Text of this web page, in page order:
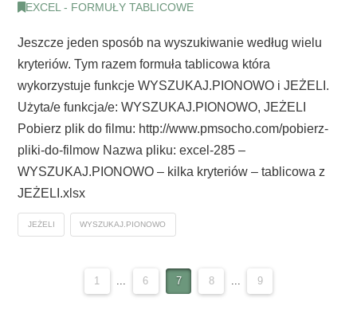
EXCEL - FORMUŁY TABLICOWE
Jeszcze jeden sposób na wyszukiwanie według wielu
kryteriów. Tym razem formuła tablicowa która
wykorzystuje funkcje WYSZUKAJ.PIONOWO i JEŻELI.
Użyta/e funkcja/e: WYSZUKAJ.PIONOWO, JEŻELI
Pobierz plik do filmu: http://www.pmsocho.com/pobierz-
pliki-do-filmow Nazwa pliku: excel-285 –
WYSZUKAJ.PIONOWO – kilka kryteriów – tablicowa z
JEŻELI.xlsx
JEŻELI WYSZUKAJ.PIONOWO
1 6 7 8 9